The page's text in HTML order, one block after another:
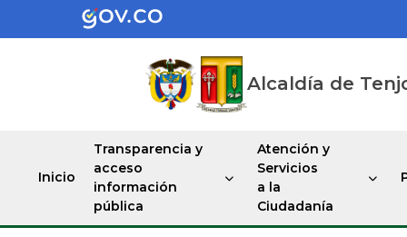
Alcaldía de
Inicio
Transparencia y
acceso
información
pública
Atención y
Servicios
a la
Ciudadanía